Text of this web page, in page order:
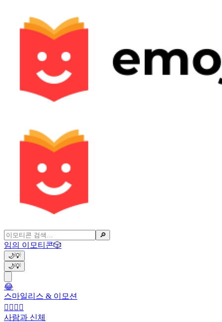
🔎
임의 이모티콘🎲
🌙💡
🌙💡
😂
스마일리스 & 이모션
👩‍❤️‍💋‍👨
사람과 신체